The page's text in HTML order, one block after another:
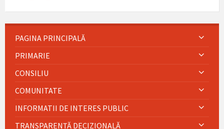
PAGINA PRINCIPALĂ
PRIMARIE
CONSILIU
COMUNITATE
INFORMATII DE INTERES PUBLIC
TRANSPARENȚĂ DECIZIONALĂ